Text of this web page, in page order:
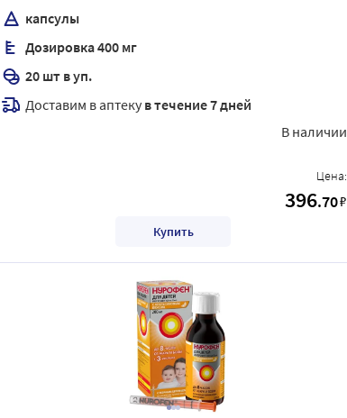
капсулы
Дозировка 400 мг
20 шт в уп.
Доставим в аптеку в течение 7 дней
В наличии
Цена:
396.70₽
Купить